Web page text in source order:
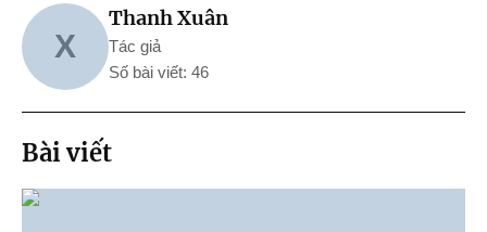
X
Thanh Xuân
Tác giả
Số bài viết: 46
Bài viết